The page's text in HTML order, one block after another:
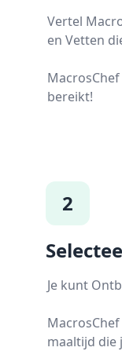
Vertel
en Vetten
bereikt!
2
Je kunt
maaltijd die